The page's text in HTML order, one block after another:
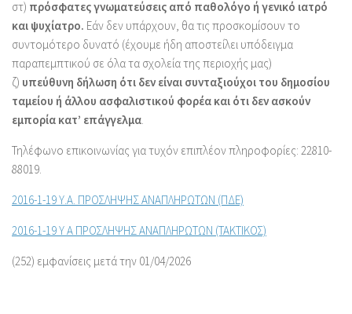
στ) πρόσφατες γνωματεύσεις από παθολόγο ή γενικό ιατρό
και ψυχίατρο. Εάν δεν υπάρχουν, θα τις προσκομίσουν το
συντομότερο δυνατό (έχουμε ήδη αποστείλει υπόδειγμα
παραπεμπτικού σε όλα τα σχολεία της περιοχής μας)
ζ) υπεύθυνη δήλωση ότι δεν είναι συνταξιούχοι του δημοσίου
ταμείου ή άλλου ασφαλιστικού φορέα και ότι δεν ασκούν
εμπορία κατ’ επάγγελμα.
Τηλέφωνο επικοινωνίας για τυχόν επιπλέον πληροφορίες: 22810-
88019.
2016-1-19 Υ.Α. ΠΡΟΣΛΗΨΗΣ ΑΝΑΠΛΗΡΩΤΩΝ (ΠΔΕ)
2016-1-19 Υ Α ΠΡΟΣΛΗΨΗΣ ΑΝΑΠΛΗΡΩΤΩΝ (ΤΑΚΤΙΚΟΣ)
(252) εμφανίσεις μετά την 01/04/2026